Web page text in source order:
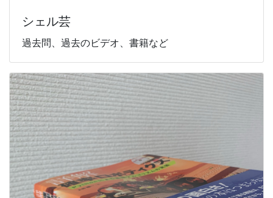
シェル芸
過去問、過去のビデオ、書籍など